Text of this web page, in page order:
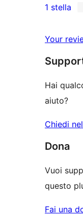
stelle
4-
a
stelle
recensioni
2-
stelle
a
1-
1 stella
Your
Hai
aiuto?
Chiedi
Dona
Vuoi
questo
Fai una